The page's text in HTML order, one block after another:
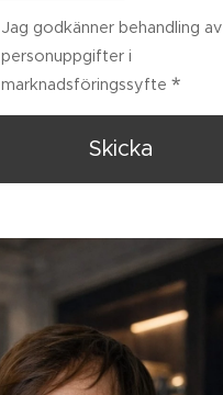
Jag godkänner behandling av
personuppgifter i
marknadsföringssyfte
Skicka